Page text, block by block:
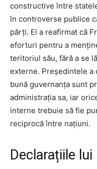
constructive între
în controverse publice
părți. El a reafirmat că
eforturi pentru a
teritoriul său, fără a se
externe. Președintele a
bună guvernanța sunt
administrația sa, iar
interne trebuie să fie
reciprocă între națiuni.
Declarațiile lui